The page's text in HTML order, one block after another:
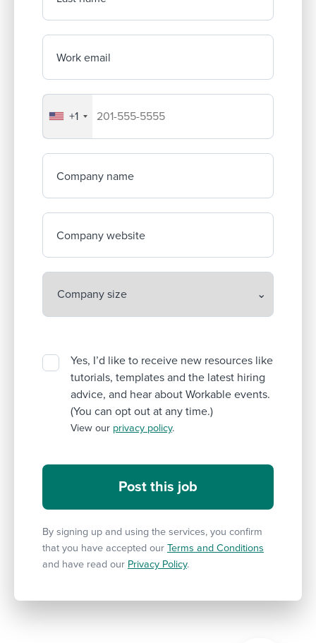
Work email
Your company's phone number
+1
Company name
Company website
Yes, I’d like to receive new resources like
tutorials, templates and the latest hiring
advice, and hear about Workable events.
(You can opt out at any time.)
View our privacy policy.
By signing up and using the services, you confirm
that you have accepted our Terms and Conditions
and have read our Privacy Policy.